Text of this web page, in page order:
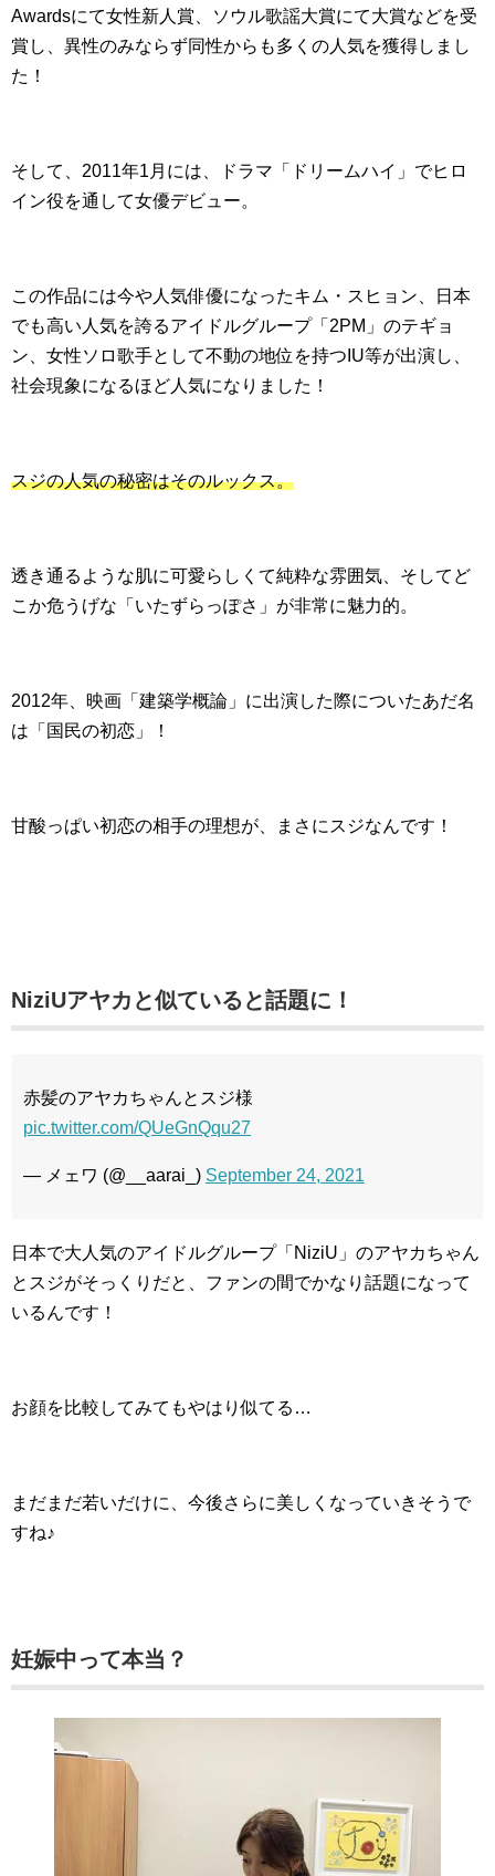
Awardsにて女性新人賞、ソウル歌謡大賞にて大賞などを受
賞し、異性のみならず同性からも多くの人気を獲得しまし
た！
そして、2011年1月には、ドラマ「ドリームハイ」でヒロ
イン役を通して女優デビュー。
この作品には今や人気俳優になったキム・スヒョン、日本
でも高い人気を誇るアイドルグループ「2PM」のテギョ
ン、女性ソロ歌手として不動の地位を持つIU等が出演し、
社会現象になるほど人気になりました！
スジの人気の秘密はそのルックス。
透き通るような肌に可愛らしくて純粋な雰囲気、そしてど
こか危うげな「いたずらっぽさ」が非常に魅力的。
2012年、映画「建築学概論」に出演した際についたあだ名
は「国民の初恋」！
甘酸っぱい初恋の相手の理想が、まさにスジなんです！
NiziUアヤカと似ていると話題に！
赤髪のアヤカちゃんとスジ様
pic.twitter.com/QUeGnQqu27
— メェワ (@__aarai_) September 24, 2021
日本で大人気のアイドルグループ「NiziU」のアヤカちゃん
とスジがそっくりだと、ファンの間でかなり話題になって
いるんです！
お顔を比較してみてもやはり似てる…
まだまだ若いだけに、今後さらに美しくなっていきそうで
すね♪
妊娠中って本当？